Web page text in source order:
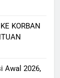
KORBAN
Awal 2026,